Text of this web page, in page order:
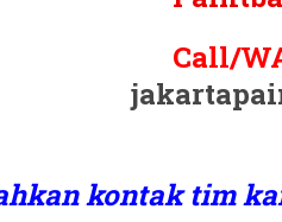
Call/
kontak tim